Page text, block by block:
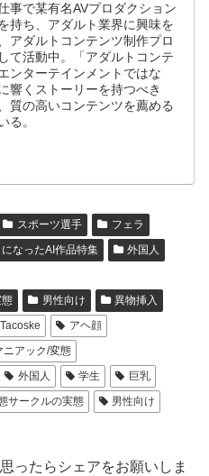
事で某有名AVプロダクション
持ち、アダルト業界に興味を
アダルトコンテンツ制作プロ
て活動中。「アダルトコンテ
ンターテインメントではな
響くストーリーを持つべき
質の高いコンテンツを薦める
る。
スポーツ選手
フェラ
なったAI作品特集
外国人
男性向け
異物挿入
Tacoske
アヘ顔
ニアック/変態
外国人 学生
巨乳
サークルの実態
男性向け
ったらシェアをお願いしま